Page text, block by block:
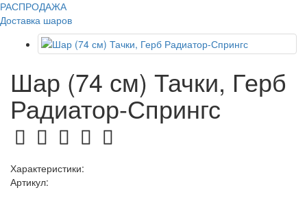
РАСПРОДАЖА
Доставка шаров
Шар (74 см) Тачки, Герб
Радиатор-Спрингс
Характеристики:
Артикул: